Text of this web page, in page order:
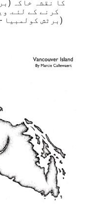
کا نقشہ خاکہ
کرنے کے لئے.
(برٹش کولمبیا